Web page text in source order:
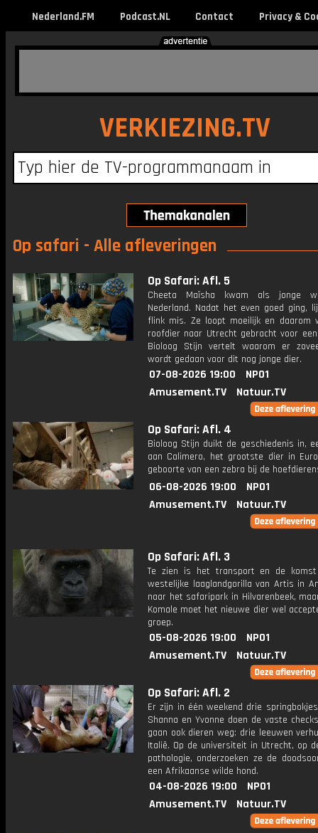
Nederland.FM Podcast.NL Contact Privacy &
VERKIEZING.TV
Op safari - Alle afleveringen
Op Safari: Afl. 5
Cheeta Maïsha kwam als jonge
Nederland. Nadat het even goed ging,
flink mis. Ze loopt moeilijk en daarom
roofdier naar Utrecht gebracht voor
Bioloog Stijn vertelt waarom er
wordt gedaan voor dit nog jonge dier.
07-08-2026 19:00
NPO1
Amusement.TV
Natuur.TV
Op Safari: Afl. 4
Bioloog Stijn duikt de geschiedenis in,
aan Calimero, het grootste dier in
geboorte van een zebra bij de
06-08-2026 19:00
NPO1
Amusement.TV
Natuur.TV
Op Safari: Afl. 3
Te zien is het transport en de
westelijke laaglandgorilla van Artis in
naar het safaripark in Hilvarenbeek,
Komale moet het nieuwe dier wel
groep.
05-08-2026 19:00
NPO1
Amusement.TV
Natuur.TV
Op Safari: Afl. 2
Er zijn in één weekend drie
Shanna en Yvonne doen de vaste
gaan ook dieren weg: drie leeuwen
Italië. Op de universiteit in Utrecht, op
pathologie, onderzoeken ze de
een Afrikaanse wilde hond.
04-08-2026 19:00
NPO1
Amusement.TV
Natuur.TV